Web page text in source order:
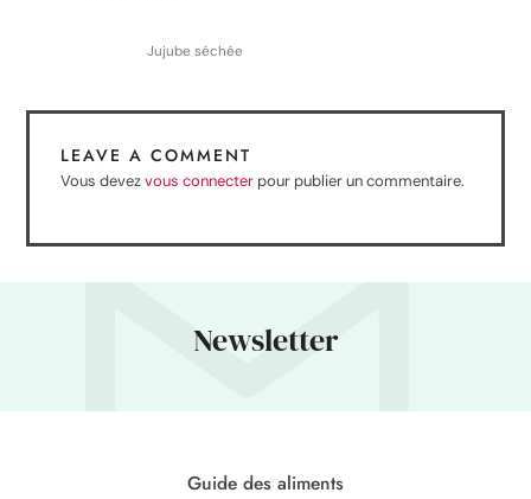
Jujube séchée
LEAVE A COMMENT
Vous devezvous connecter pour publier un commentaire.
Newsletter
Guide des aliments